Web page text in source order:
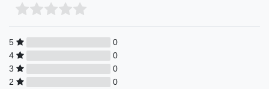
5
0
4
0
3
0
2
0